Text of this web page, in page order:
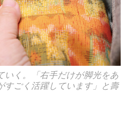
いく。「右手だけが脚光をあ
すごく活躍しています」と壽